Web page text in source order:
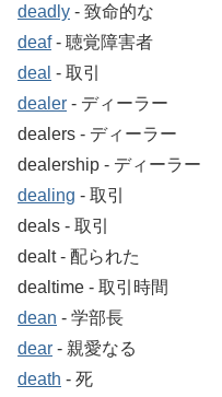
deadly ‐ 致命的な
deaf‐ 聴覚障害者
deal ‐ 取引
dealer ‐ ディーラー
dealers ‐ ディーラー
dealership ‐ ディーラー
dealing ‐ 取引
deals ‐ 取引
dealt ‐ 配られた
dealtime ‐ 取引時間
dean ‐ 学部長
dear ‐ 親愛なる
death ‐ 死